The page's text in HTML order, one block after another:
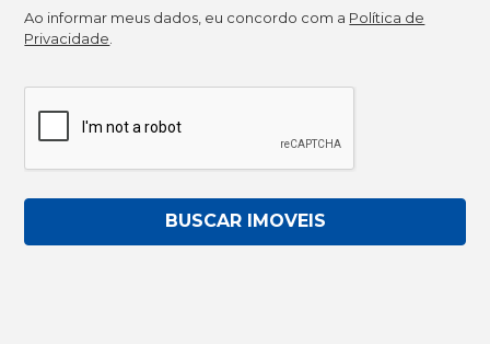
Ao informar meus dados, eu concordo com a Política de
Privacidade
BUSCAR IMOVEIS